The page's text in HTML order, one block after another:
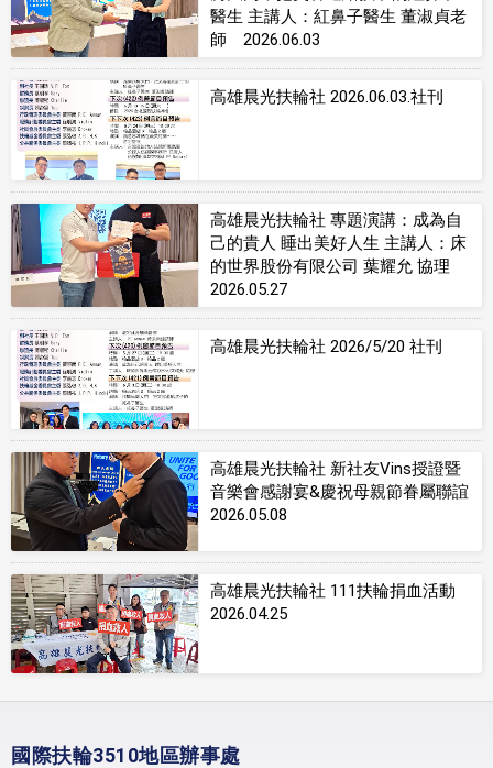
醫生 主講人：紅鼻子醫生 董淑貞老
師 2026.06.03
高雄晨光扶輪社 2026.06.03.社刊
高雄晨光扶輪社 專題演講：成為自
己的貴人 睡出美好人生 主講人：床
的世界股份有限公司 葉耀允 協理
2026.05.27
高雄晨光扶輪社 2026/5/20 社刊
高雄晨光扶輪社 新社友Vins授證暨
音樂會感謝宴&慶祝母親節眷屬聯誼
2026.05.08
高雄晨光扶輪社 111扶輪捐血活動
2026.04.25
國際扶輪3510地區辦事處